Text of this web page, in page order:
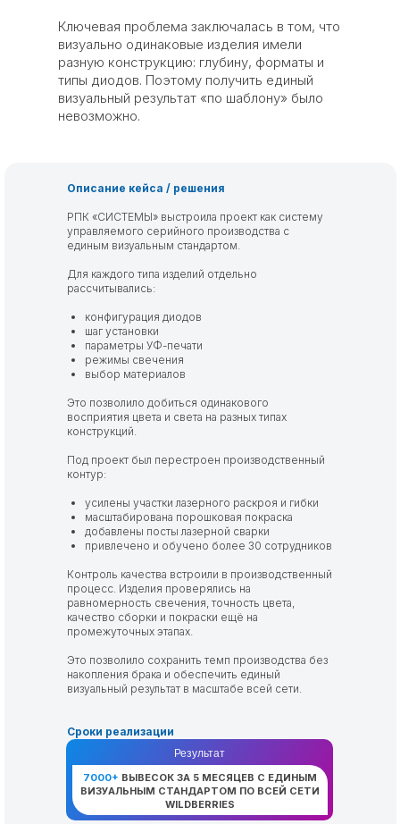
Ключевая проблема заключалась в том, что
визуально одинаковые изделия имели
разную конструкцию: глубину, форматы и
типы диодов. Поэтому получить единый
визуальный результат «по шаблону» было
невозможно.
Описание кейса / решения
РПК «СИСТЕМЫ» выстроила проект как систему
управляемого серийного производства с
единым визуальным стандартом.
Для каждого типа изделий отдельно
рассчитывались:
конфигурация диодов
шаг установки
параметры УФ-печати
режимы свечения
выбор материалов
Это позволило добиться одинакового
восприятия цвета и света на разных типах
конструкций.
Под проект был перестроен производственный
контур:
усилены участки лазерного раскроя и гибки
масштабирована порошковая покраска
добавлены посты лазерной сварки
привлечено и обучено более 30 сотрудников
Контроль качества встроили в производственный
процесс. Изделия проверялись на
равномерность свечения, точность цвета,
качество сборки и покраски ещё на
промежуточных этапах.
Это позволило сохранить темп производства без
накопления брака и обеспечить единый
визуальный результат в масштабе всей сети.
Сроки реализации
01.10.2025 — 12.02.2026
Результат
7000+ ВЫВЕСОК ЗА 5 МЕСЯЦЕВ С ЕДИНЫМ
ВИЗУАЛЬНЫМ СТАНДАРТОМ ПО ВСЕЙ СЕТИ
WILDBERRIES